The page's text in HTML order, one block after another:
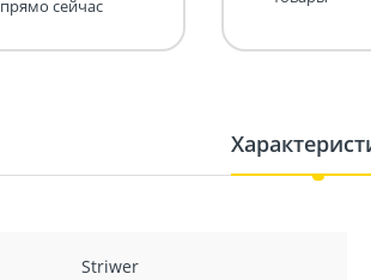
прямо сейчас
Striwer